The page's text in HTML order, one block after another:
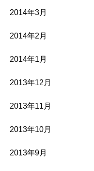
2014年3月
2014年2月
2014年1月
2013年12月
2013年11月
2013年10月
2013年9月